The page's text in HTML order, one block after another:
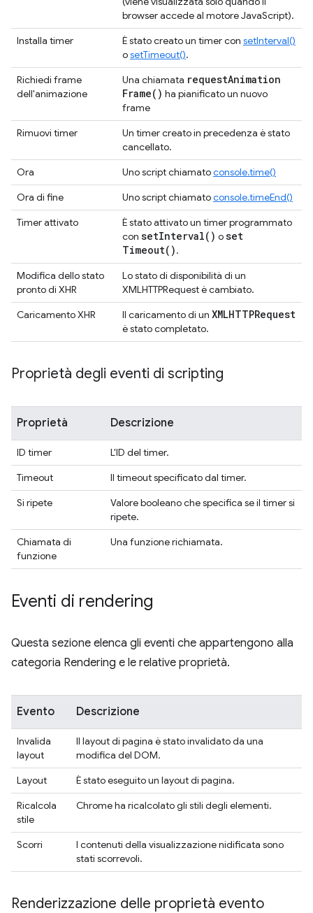
browser accede al motore JavaScript).
Installa timer
È stato creato un timer con setInterval()
osetTimeout().
Richiedi frame
dell'animazione
Una chiamata requestAnimation
Frame( ) ha pianificato un nuovo
frame
Rimuovi timer
Un timer creato in precedenza è stato
cancellato.
Ora
Uno script chiamatoconsole.time()
Ora di fine
Uno script chiamatoconsole.timeEnd()
Timer attivato
È stato attivato un timer programmato
con setInterval( ) oset
Timeout( ).
Modifica dello stato
pronto di XHR
Lo stato di disponibilità di un
XMLHTTPRequest è cambiato.
Caricamento XHR
Il caricamento di un XMLHTTPRequest
è stato completato.
Proprietà degli eventi di scripting
Proprietà Descrizione
ID timer
L'ID del timer.
Timeout
Il timeout specificato dal timer.
Si ripete
Valore booleano che specifica se il timer si
ripete.
Chiamata di
funzione
Una funzione richiamata.
Eventi di rendering
Questa sezione elenca gli eventi che appartengono alla
categoria Rendering e le relative proprietà.
Evento Descrizione
Invalida
layout
Il layout di pagina è stato invalidato da una
modifica del DOM.
Layout
È stato eseguito un layout di pagina.
Ricalcola
stile
Chrome ha ricalcolato gli stili degli elementi.
Scorri
I contenuti della visualizzazione nidificata sono
stati scorrevoli.
Renderizzazione delle proprietà evento